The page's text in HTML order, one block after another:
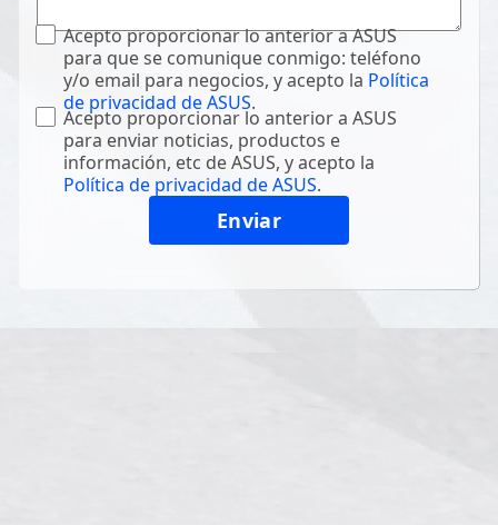
Acepto proporcionar lo anterior a ASUS
para que se comunique conmigo: teléfono
y/o email para negocios, y acepto la Política
de privacidad de ASUS.
Acepto proporcionar lo anterior a ASUS
para enviar noticias, productos e
información, etc de ASUS, y acepto la
Política de privacidad de ASUS.